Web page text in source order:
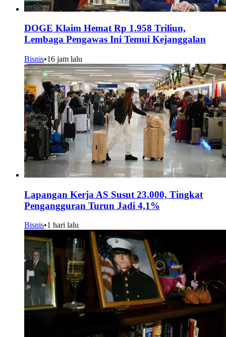
DOGE Klaim Hemat Rp 1.958 Triliun,
Lembaga Pengawas Ini Temui Kejanggalan
Bisnis•16 jam lalu
Lapangan Kerja AS Susut 23.000, Tingkat
Pengangguran Turun Jadi 4,1%
Bisnis•1 hari lalu